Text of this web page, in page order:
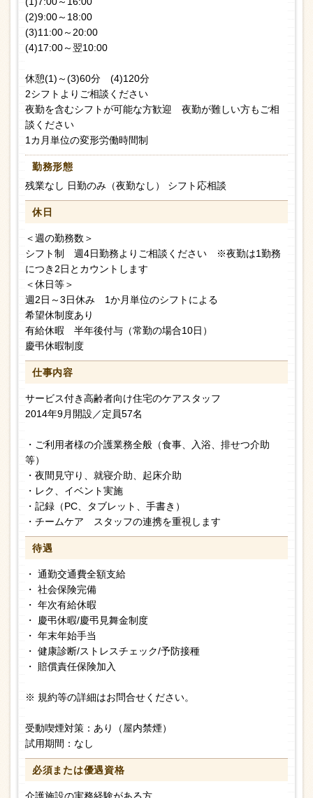
(2)9:00～18:00
(3)11:00～20:00
(4)17:00～翌10:00
休憩(1)～(3)60分 (4)120分
2シフトよりご相談ください
夜勤を含むシフトが可能な方歓迎 夜勤が難しい方もご相
談ください
1カ月単位の変形労働時間制
勤務形態
残業なし 日勤のみ（夜勤なし） シフト応相談
休日
＜週の勤務数＞
シフト制 週4日勤務よりご相談ください ※夜勤は1勤務
につき2日とカウントします
＜休日等＞
週2日～3日休み 1か月単位のシフトによる
希望休制度あり
有給休暇 半年後付与（常勤の場合10日）
慶弔休暇制度
仕事内容
サービス付き高齢者向け住宅のケアスタッフ
2014年9月開設／定員57名
・ご利用者様の介護業務全般（食事、入浴、排せつ介助
等）
・夜間見守り、就寝介助、起床介助
・レク、イベント実施
・記録（PC、タブレット、手書き）
・チームケア スタッフの連携を重視します
待遇
・ 通勤交通費全額支給
・ 社会保険完備
・ 年次有給休暇
・ 慶弔休暇/慶弔見舞金制度
・ 年末年始手当
・ 健康診断/ストレスチェック/予防接種
・ 賠償責任保険加入
※ 規約等の詳細はお問合せください。
受動喫煙対策：あり（屋内禁煙）
試用期間：なし
必須または優遇資格